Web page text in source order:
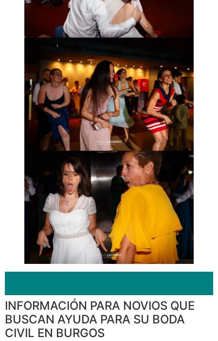
INFORMACIÓN PARA NOVIOS QUE
BUSCAN AYUDA PARA SU BODA
CIVIL EN BURGOS